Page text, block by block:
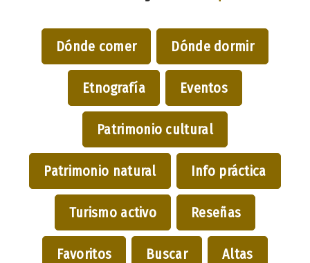
Dónde comer Dónde dormir
Etnografía Eventos
Patrimonio cultural
Patrimonio natural Info práctica
Turismo activo Reseñas
Favoritos Buscar Altas